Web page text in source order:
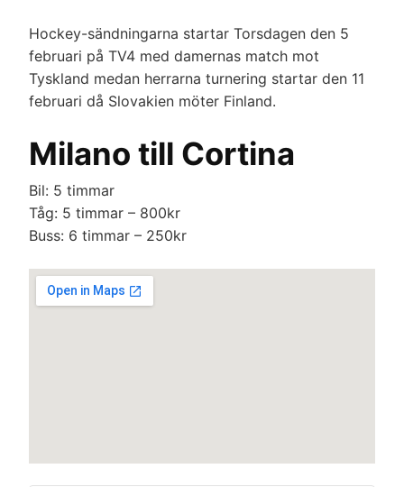
Hockey-sändningarna startar Torsdagen den 5
februari på TV4 med damernas match mot
Tyskland medan herrarna turnering startar den 11
februari då Slovakien möter Finland.
Milano till Cortina
Bil: 5 timmar
Tåg: 5 timmar – 800kr
Buss: 6 timmar – 250kr